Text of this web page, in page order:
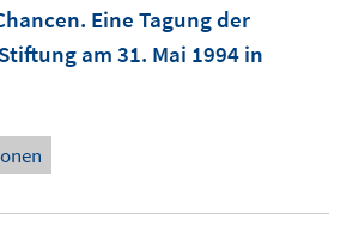
Eine Tagung der
am 31. Mai 1994 in